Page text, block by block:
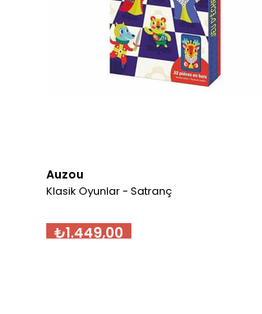
Auzou
Klasik Oyunlar - Satranç
₺1.449,00